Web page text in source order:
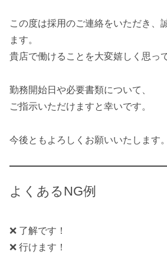
この度は採用のご連絡をいただき、
ます。
貴店で働けることを大変嬉しく思っ
勤務開始日や必要書類について、
ご指示いただけますと幸いです。
今後ともよろしくお願いいたします。
よくあるNG例
❌ 了解です！
❌ 行けます！